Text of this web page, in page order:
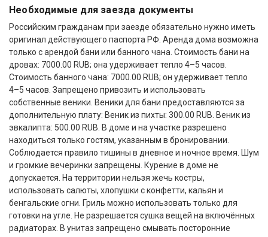
Необходимые для заезда документы
Российским гражданам при заезде обязательно нужно иметь
оригинал действующего паспорта РФ. Аренда дома возможна
только с арендой бани или банного чана. Стоимость бани на
дровах: 7000.00 RUB; она удерживает тепло 4–5 часов.
Стоимость банного чана: 7000.00 RUB; он удерживает тепло
4–5 часов. Запрещено привозить и использовать
собственные веники. Веники для бани предоставляются за
дополнительную плату: Веник из пихты: 300.00 RUB. Веник из
эвкалипта: 500.00 RUB. В доме и на участке разрешено
находиться только гостям, указанным в бронировании.
Соблюдается правило тишины в дневное и ночное время. Шум
и громкие вечеринки запрещены. Курение в доме не
допускается. На территории нельзя жечь костры,
использовать салюты, хлопушки с конфетти, кальян и
бенгальские огни. Гриль можно использовать только для
готовки на угле. Не разрешается сушка вещей на включённых
радиаторах. В унитаз запрещено смывать посторонние